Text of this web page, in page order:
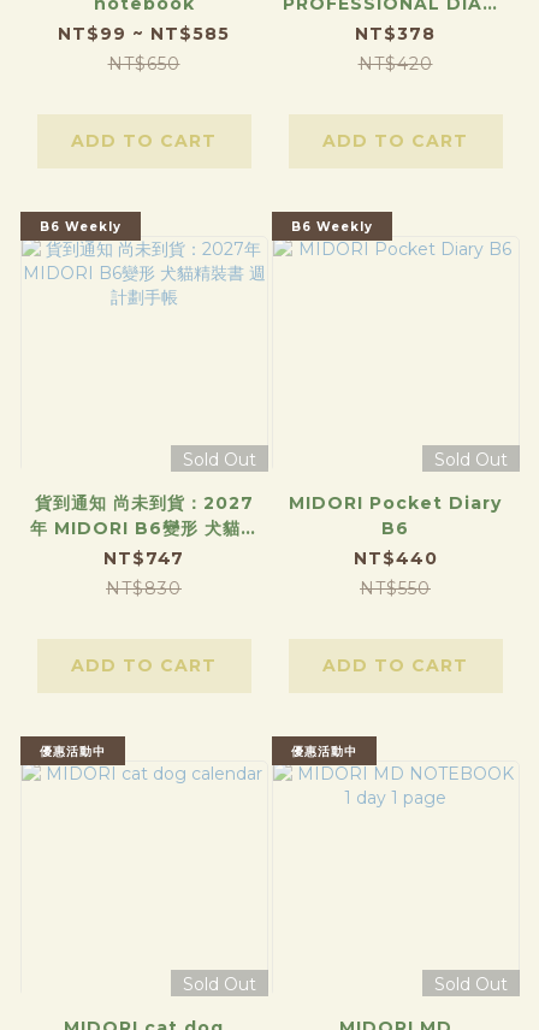
NT$99 ~ NT$585
NT$650
ADD TO CART
A5 Slim
NT$378
NT$420
ADD TO CART
B6 Weekly
Sold Out
貨到通知 尚未到貨：2027
年 MIDORI B6變形 犬貓精
裝書 週計劃手帳
NT$747
NT$830
ADD TO CART
B6 Weekly
Sold Out
MIDORI Pocket Diary
B6
NT$440
NT$550
ADD TO CART
優惠活動中
Sold Out
優惠活動中
Sold Out